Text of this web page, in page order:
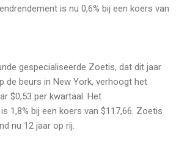
is nu 0,6% bij een koers van
gespecialiseerde Zoetis, dat dit jaar
de beurs in New York, verhoogt het
$0,53 per kwartaal. Het
1,8% bij een koers van $117,66. Zoetis
nu 12 jaar op rij.